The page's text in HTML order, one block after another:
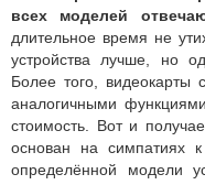
всех моделей
длительное время не
устройства лучше, но
Более того, видеокарты
аналогичными
стоимость. Вот и
основан на симпатиях
определённой модели